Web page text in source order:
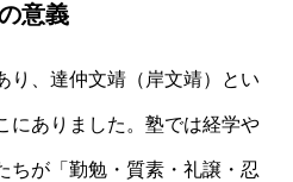
意義
り、達仲文靖（岸文靖）とい
にありました。塾では経学や
ちが「勤勉・質素・礼譲・忍